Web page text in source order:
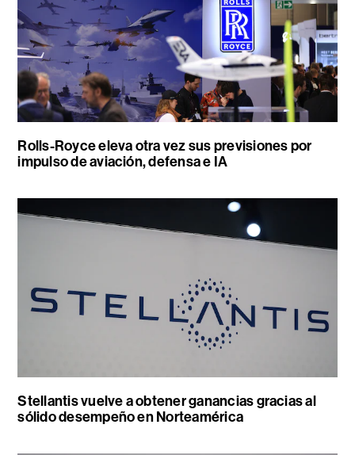
Rolls-Royce eleva otra vez sus previsiones por
impulso de aviación, defensa e IA
Stellantis vuelve a obtener ganancias gracias al
sólido desempeño en Norteamérica